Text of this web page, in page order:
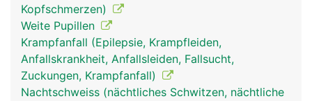
Kopfschmerzen)
Weite Pupillen
Krampfanfall (Epilepsie, Krampfleiden,
Anfallskrankheit, Anfallsleiden, Fallsucht,
Zuckungen, Krampfanfall)
Nachtschweiss (nächtliches Schwitzen, nächtliche